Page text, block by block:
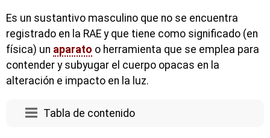
Es un sustantivo masculino que no se encuentra
registrado en la RAE y que tiene como significado (en
física) un aparato o herramienta que se emplea para
contender y subyugar el cuerpo opacas en la
alteración e impacto en la luz.
Tabla de contenido